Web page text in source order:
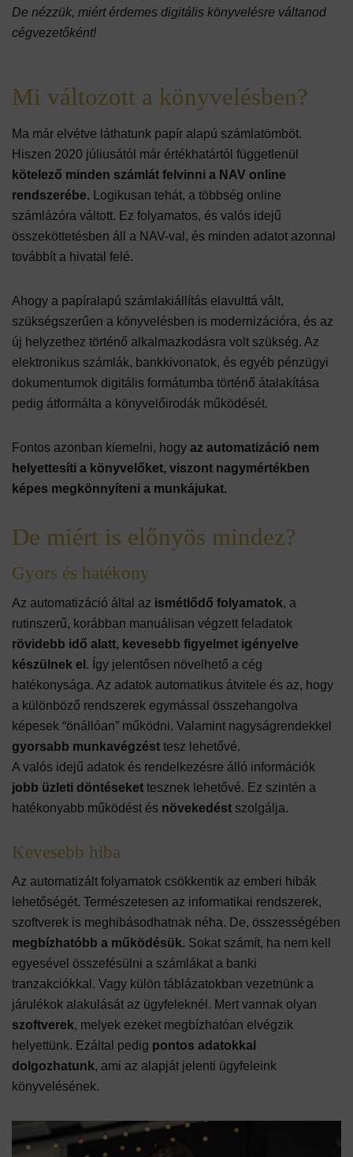
De nézzük, miért érdemes digitális könyvelésre váltanod
cégvezetőként!
Mi változott a könyvelésben?
Ma már elvétve láthatunk papír alapú számlatömböt.
Hiszen 2020 júliusától már értékhatártól függetlenül
kötelező minden számlát felvinni a NAV online
rendszerébe. Logikusan tehát, a többség online
számlázóra váltott. Ez folyamatos, és valós idejű
összeköttetésben áll a NAV-val, és minden adatot azonnal
továbbít a hivatal felé.
Ahogy a papíralapú számlakiállítás elavulttá vált,
szükségszerűen a könyvelésben is modernizációra, és az
új helyzethez történő alkalmazkodásra volt szükség. Az
elektronikus számlák, bankkivonatok, és egyéb pénzügyi
dokumentumok digitális formátumba történő átalakítása
pedig átformálta a könyvelőirodák működését.
Fontos azonban kiemelni, hogy az automatizáció nem
helyettesíti a könyvelőket, viszont nagymértékben
képes megkönnyíteni a munkájukat.
De miért is előnyös mindez?
Gyors és hatékony
Az automatizáció által az ismétlődő folyamatok, a
rutinszerű, korábban manuálisan végzett feladatok
rövidebb idő alatt, kevesebb figyelmet igényelve
készülnek el . Így jelentősen növelhető a cég
hatékonysága. Az adatok automatikus átvitele és az, hogy
a különböző rendszerek egymással összehangolva
képesek “önállóan” működni. Valamint nagyságrendekkel
gyorsabb munkavégzést tesz lehetővé.
A valós idejű adatok és rendelkezésre álló információk
jobb üzleti döntéseket tesznek lehetővé. Ez szintén a
hatékonyabb működést és növekedést szolgálja.
Kevesebb hiba
Az automatizált folyamatok csökkentik az emberi hibák
lehetőségét. Természetesen az informatikai rendszerek,
szoftverek is meghibásodhatnak néha. De, összességében
megbízhatóbb a működésük. Sokat számít, ha nem kell
egyesével összefésülni a számlákat a banki
tranzakciókkal. Vagy külön táblázatokban vezetnünk a
járulékok alakulását az ügyfeleknél. Mert vannak olyan
szoftverek, melyek ezeket megbízhatóan elvégzik
helyettünk. Ezáltal pedig pontos adatokkal
dolgozhatunk, ami az alapját jelenti ügyfeleink
könyvelésének.